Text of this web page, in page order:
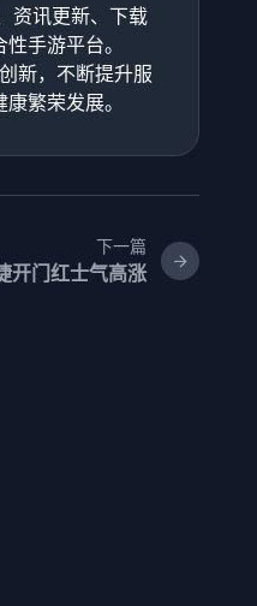
资讯更新、下载
手游平台。
新，不断提升服
繁荣发展。
下一篇
开门红士气高涨